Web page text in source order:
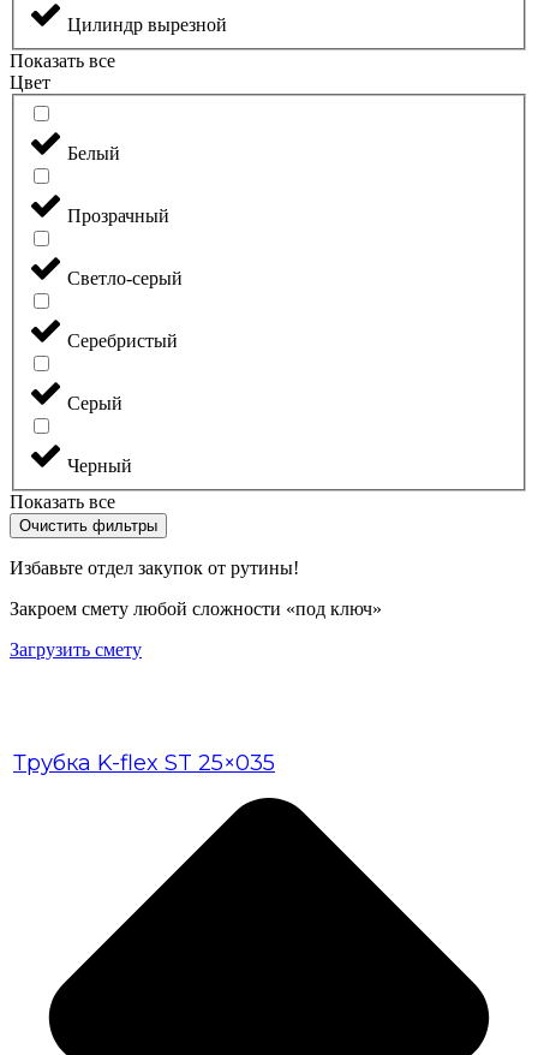
Цилиндр вырезной
Показать все
Цвет
Белый
Прозрачный
Светло-серый
Серебристый
Серый
Черный
Показать все
Очистить фильтры
Избавьте отдел закупок от рутины!
Закроем смету любой сложности «под ключ»
Загрузить смету
Трубка K-flex ST 25×035